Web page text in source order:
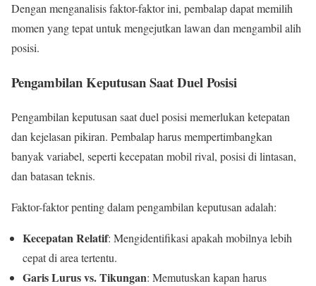
Dengan menganalisis faktor-faktor ini, pembalap dapat memilih
momen yang tepat untuk mengejutkan lawan dan mengambil alih
posisi.
Pengambilan Keputusan Saat Duel Posisi
Pengambilan keputusan saat duel posisi memerlukan ketepatan
dan kejelasan pikiran. Pembalap harus mempertimbangkan
banyak variabel, seperti kecepatan mobil rival, posisi di lintasan,
dan batasan teknis.
Faktor-faktor penting dalam pengambilan keputusan adalah:
Kecepatan Relatif: Mengidentifikasi apakah mobilnya lebih
cepat di area tertentu.
Garis Lurus vs. Tikungan: Memutuskan kapan harus